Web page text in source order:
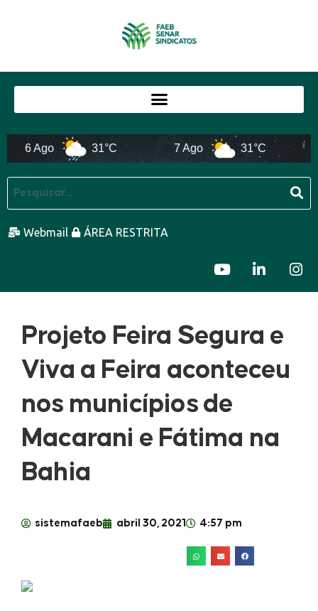
6 Ago 31°C 7 Ago 31°C
Webmail ÁREA RESTRITA
Projeto Feira Segura e
Viva a Feira aconteceu
nos municípios de
Macarani e Fátima na
Bahia
sistemafaeb abril 30, 2021 4:57 pm